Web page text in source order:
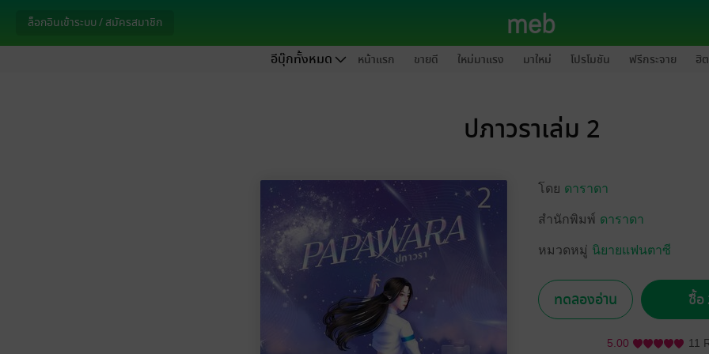
ล็อกอินเข้าระบบ / สมัครสมาชิก
อีบุ๊กทั้งหมด หน้าแรก ขายดี ใหม่มาแรง มาใหม่ โปรโมชัน ฟรีกระจาย ฮิ
ปภาวราเล่ม 2
โดย ดาราดา
สำนักพิมพ์ ดาราดา
หมวดหมู่ นิยายแฟนตาซี
ทดลองอ่าน ซื้อ
5.00 11